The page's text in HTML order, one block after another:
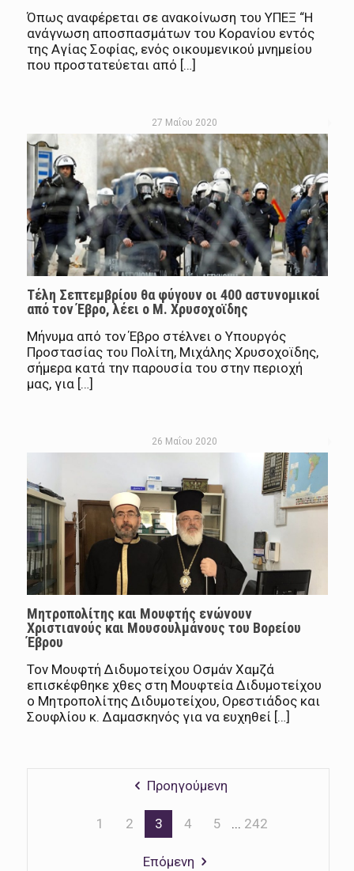
Όπως αναφέρεται σε ανακοίνωση του ΥΠΕΞ “Η
ανάγνωση αποσπασμάτων του Κορανίου εντός
της Αγίας Σοφίας, ενός οικουμενικού μνημείου
που προστατεύεται από […]
27 Μαΐου 2020
Τέλη Σεπτεμβρίου θα φύγουν οι 400 αστυνομικοί
από τον Έβρο, λέει ο Μ. Χρυσοχοϊδης
Μήνυμα από τον Έβρο στέλνει ο Υπουργός
Προστασίας του Πολίτη, Μιχάλης Χρυσοχοϊδης,
σήμερα κατά την παρουσία του στην περιοχή
μας, για […]
26 Μαΐου 2020
Μητροπολίτης και Μουφτής ενώνουν
Χριστιανούς και Μουσουλμάνους του Βορείου
Έβρου
Τον Μουφτή Διδυμοτείχου Οσμάν Χαμζά
επισκέφθηκε χθες στη Μουφτεία Διδυμοτείχου
ο Μητροπολίτης Διδυμοτείχου, Ορεστιάδος και
Σουφλίου κ. Δαμασκηνός για να ευχηθεί […]
Προηγούμενη
1 2 3 4 5 ... 242
Επόμενη